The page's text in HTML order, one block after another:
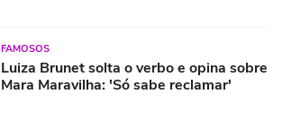
FAMOSOS
Luiza Brunet solta o verbo e opina sobre
Mara Maravilha: 'Só sabe reclamar'